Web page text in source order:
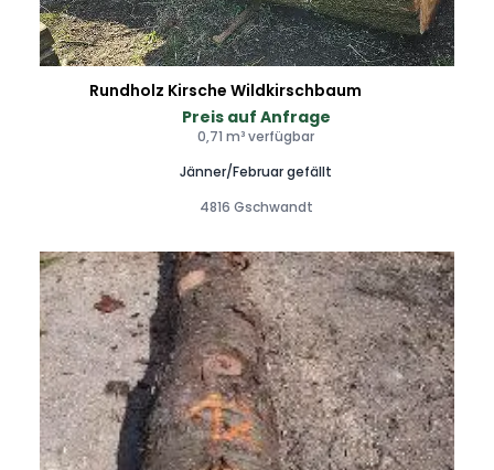
Rundholz Kirsche Wildkirschbaum
Preis auf Anfrage
0,71 m³ verfügbar
Jänner/Februar gefällt
4816 Gschwandt